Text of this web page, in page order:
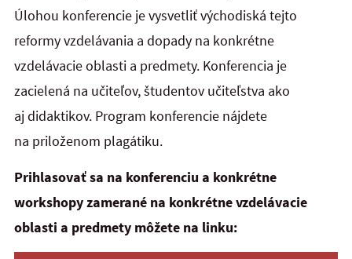
Úlohou konferencie je vysvetliť východiská tejto
reformy vzdelávania a dopady na konkrétne
vzdelávacie oblasti a predmety. Konferencia je
zacielená na učiteľov, študentov učiteľstva ako
aj didaktikov. Program konferencie nájdete
na priloženom plagátiku.
Prihlasovať sa na konferenciu a konkrétne
workshopy zamerané na konkrétne vzdelávacie
oblasti a predmety môžete na linku: